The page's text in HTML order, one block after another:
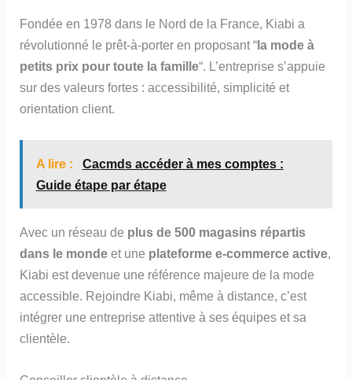
Fondée en 1978 dans le Nord de la France, Kiabi a
révolutionné le prêt-à-porter en proposant “la mode à
petits prix pour toute la famille“. L’entreprise s’appuie
sur des valeurs fortes : accessibilité, simplicité et
orientation client.
A lire :
Cacmds accéder à mes comptes :
Guide étape par étape
Avec un réseau de plus de 500 magasins répartis
dans le monde et une plateforme e-commerce active,
Kiabi est devenue une référence majeure de la mode
accessible. Rejoindre Kiabi, même à distance, c’est
intégrer une entreprise attentive à ses équipes et sa
clientèle.